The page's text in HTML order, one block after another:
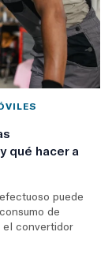
qué hacer a
puede
de
el convertidor